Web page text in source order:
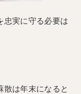
忠実に守る必要は
散は年末になると